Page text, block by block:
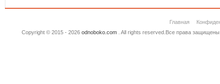
Главная
Copyright © 2015 - 2026 odnoboko.com. All rights reserved.Все права защищены.